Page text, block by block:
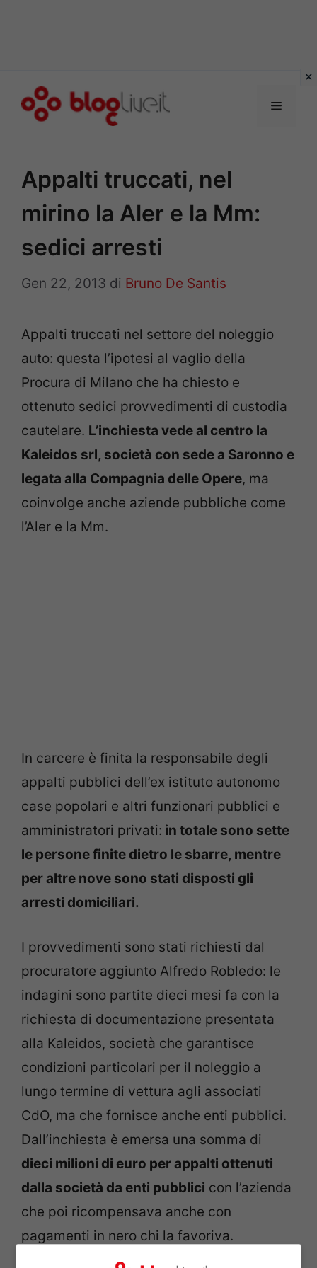
Menu
Appalti truccati, nel
mirino la Aler e la Mm:
sedici arresti
Gen 22, 2013 di Bruno De Santis
Appalti truccati nel settore del noleggio
auto: questa l’ipotesi al vaglio della
Procura di Milano che ha chiesto e
ottenuto sedici provvedimenti di custodia
cautelare. L’inchiesta vede al centro la
Kaleidos srl, società con sede a Saronno e
legata alla Compagnia delle Opere, ma
coinvolge anche aziende pubbliche come
l’Aler e la Mm.
In carcere è finita la responsabile degli
appalti pubblici dell’ex istituto autonomo
case popolari e altri funzionari pubblici e
amministratori privati: in totale sono sette
le persone finite dietro le sbarre, mentre
per altre nove sono stati disposti gli
arresti domiciliari.
I provvedimenti sono stati richiesti dal
procuratore aggiunto Alfredo Robledo: le
indagini sono partite dieci mesi fa con la
richiesta di documentazione presentata
alla Kaleidos, società che garantisce
condizioni particolari per il noleggio a
lungo termine di vettura agli associati
CdO, ma che fornisce anche enti pubblici.
Dall’inchiesta è emersa una somma di
dieci milioni di euro per appalti ottenuti
dalla società da enti pubblici con l’azienda
che poi ricompensava anche con
pagamenti in nero chi la favoriva.
Perquisizioni sono attualmente in corso in